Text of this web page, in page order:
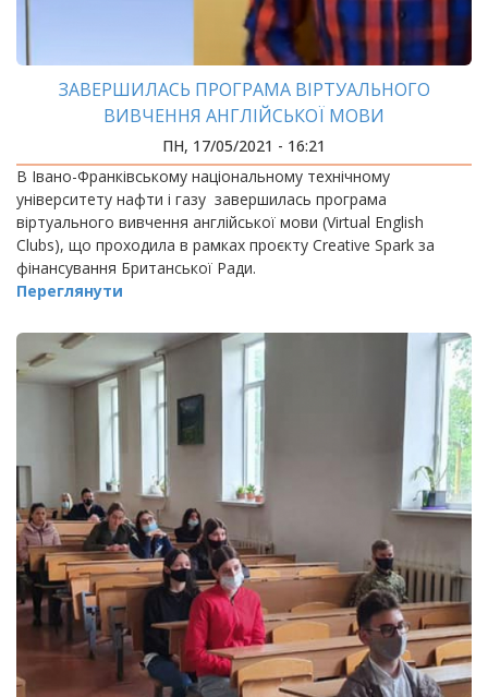
ЗАВЕРШИЛАСЬ ПРОГРАМА ВІРТУАЛЬНОГО
ВИВЧЕННЯ АНГЛІЙСЬКОЇ МОВИ
ПН, 17/05/2021 - 16:21
В Івано-Франківському національному технічному
університету нафти і газу завершилась програма
віртуального вивчення англійської мови (Virtual English
Clubs), що проходила в рамках проєкту Creative Spark за
фінансування Британської Ради.
Переглянути